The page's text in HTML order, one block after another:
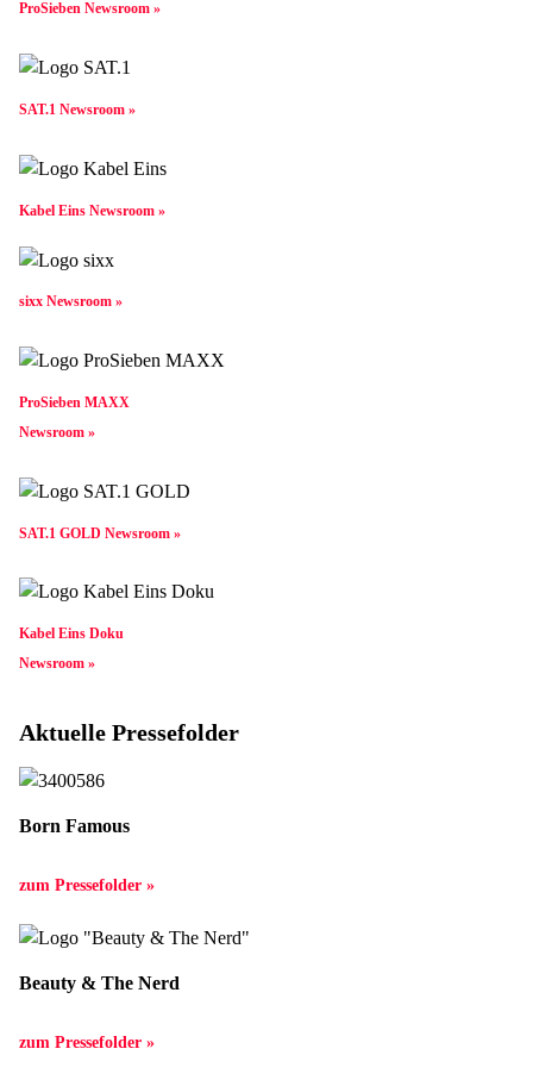
ProSieben Newsroom »
SAT.1 Newsroom »
Kabel Eins Newsroom »
sixx Newsroom »
ProSieben MAXX
Newsroom »
SAT.1 GOLD Newsroom »
Kabel Eins Doku
Newsroom »
Aktuelle Pressefolder
Born Famous
zum Pressefolder »
Beauty & The Nerd
zum Pressefolder »